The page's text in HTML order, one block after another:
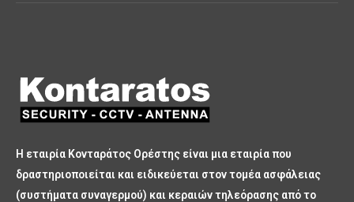
Η εταιρία Κονταράτος Ορέστης είναι μια εταιρία που
δραστηριοποιείται και ειδικεύεται στον τομέα ασφάλειας
(συστήματα συναγερμού) και κεραιών τηλεόρασης από το